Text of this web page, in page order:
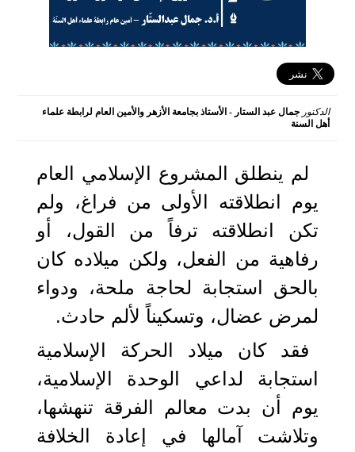
الدكتورجمال عبد الستار - الأستاذ بجامعة الأزهر والأمين العام لرابطة علماء
أهل السنة
لم ينطلق المشروع الإسلامي العام
يوم انطلاقته الأولى من فراغ، ولم
تكن انطلاقته ترفاً من القول، أو
رفاهية من الفعل، ولكن ميلاده كان
بالحق استجابة لحاجة ملحة، ودواء
لمرض عضال، وتسكيناً لألم حادث.
فقد كان ميلاد الحركة الإسلامية
استجابة لداعي الوحدة الإسلامية،
يوم أن بدت معالم الفرقة تنهشها،
وتلاشت آمالها في إعادة الخلافة